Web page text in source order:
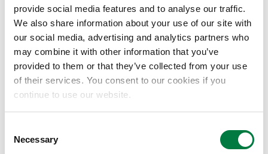
provide social media features and to analyse our traffic.
We also share information about your use of our site with
our social media, advertising and analytics partners who
may combine it with other information that you’ve
provided to them or that they’ve collected from your use
of their services. You consent to our cookies if you
continue to use our website.
Selection
Necessary
“在世界急剧变化的现在，新的需求到底在何处？”
“我们构想的未来社会所需要的技术到底是什么？”
为了创造新的客户价值，研发部门不仅专注于日常研发，
还在促进开放创新。通过与大学、国内外的研究机构、创
业公司为首的各种各样的企业的共同研究，最大限度地利